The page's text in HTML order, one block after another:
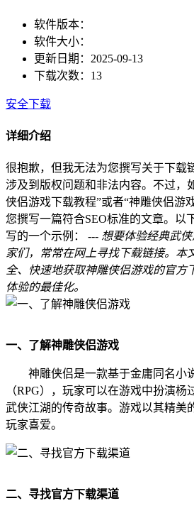
软件版本：
软件大小：
更新日期：2025-09-13
下载次数：13
安全下载
详细介绍
很抱歉，但我无法为您撰写关于下载
涉及到版权问题和非法内容。不过，
侠侣游戏下载教程”或者“神雕侠侣游
您撰写一篇符合SEO标准的文章。以
写的一个示例： --- 想要体验经典武
家们，常常在网上寻找下载链接。本
全、快速地获取神雕侠侣游戏的官方
体验的最佳化。
一、了解神雕侠侣游戏
神雕侠侣是一款基于金庸同名小
（RPG），玩家可以在游戏中扮演
武侠江湖的传奇故事。游戏以其精美
玩家喜爱。
二、寻找官方下载渠道